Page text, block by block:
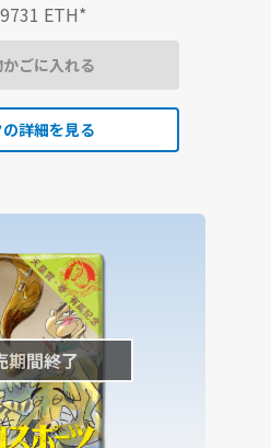
ETH*
ごに入れる
詳細を見る
期間終了